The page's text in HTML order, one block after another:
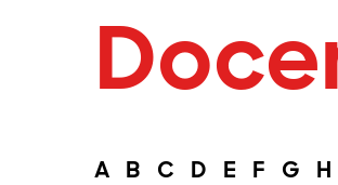
A B C D E F G H